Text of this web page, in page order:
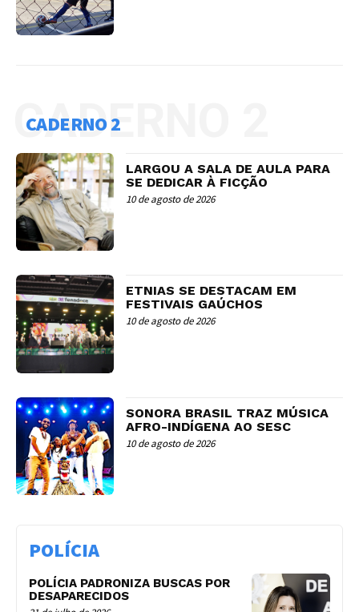
CADERNO 2
CADERNO 2
LARGOU A SALA DE AULA PARA
SE DEDICAR À FICÇÃO
10 de agosto de 2026
ETNIAS SE DESTACAM EM
FESTIVAIS GAÚCHOS
10 de agosto de 2026
SONORA BRASIL TRAZ MÚSICA
AFRO-INDÍGENA AO SESC
10 de agosto de 2026
POLÍCIA
POLÍCIA PADRONIZA BUSCAS POR
DESAPARECIDOS